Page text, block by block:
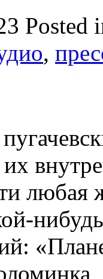
Posted
,
их
любая